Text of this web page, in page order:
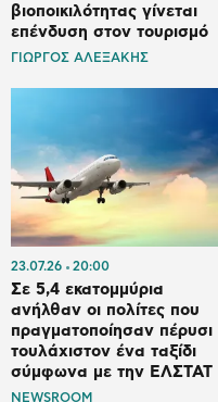
βιοποικιλότητας γίνεται
επένδυση στον τουρισμό
ΓΙΩΡΓΟΣ ΑΛΕΞΑΚΗΣ
23.07.26 20:00
Σε 5,4 εκατομμύρια
ανήλθαν οι πολίτες που
πραγματοποίησαν πέρυσι
τουλάχιστον ένα ταξίδι
σύμφωνα με την ΕΛΣΤΑΤ
NEWSROOM